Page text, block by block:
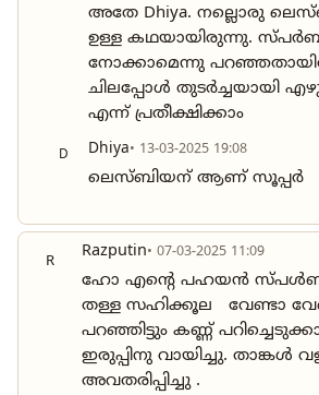
അതേ Dhiya. നല്ലൊരു
ഉള്ള കഥയായിരുന്നു.
നോക്കാമെന്നു
ചിലപ്പോൾ തുടർച്ചയായി
എന്ന് പ്രതീക്ഷിക്കാം
D Dhiya• 13-03-2025 19:08
ലെസ്ബിയന് ആണ് സൂപ്പർ
R Razputin• 07-03-2025 11:09
ഹോ എന്റെ പഹയൻ സ്പൾബർ
തള്ള സഹിക്കൂല വേണ്ടാ
പറഞ്ഞിട്ടും കണ്ണ്
ഇരുപ്പിനു വായിച്ചു. താങ്കൾ
അവതരിപ്പിച്ചു .